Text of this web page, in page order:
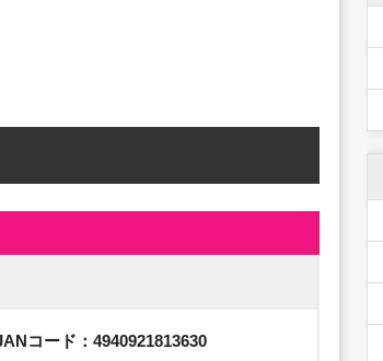
コード：4940921813630